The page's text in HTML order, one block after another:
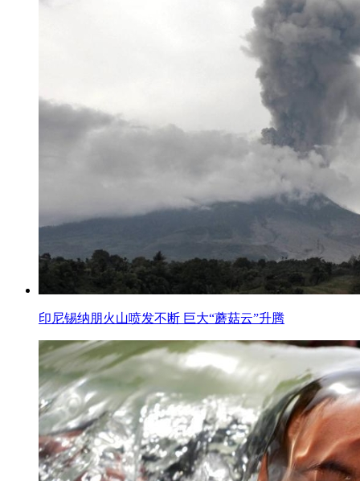
印尼锡纳朋火山喷发不断 巨大“蘑菇云”升腾